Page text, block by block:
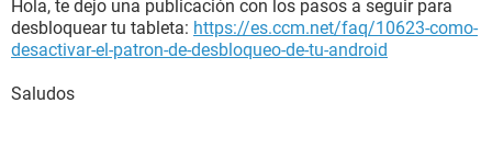
Hola, te dejo una publicación con los pasos a seguir para
desbloquear tu tableta: https://es.ccm.net/faq/10623-como-
desactivar-el-patron-de-desbloqueo-de-tu-android
Saludos